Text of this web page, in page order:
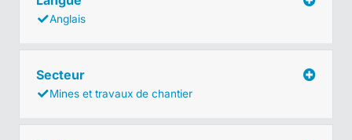
Anglais
Secteur
Mines et travaux de chantier